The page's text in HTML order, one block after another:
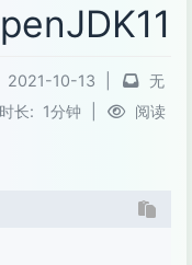
2021-10-13
无
长: 1分钟
阅读